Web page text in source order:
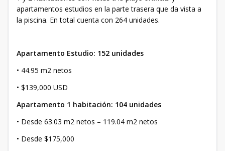
apartamentos estudios en la parte trasera que da vista a
la piscina. En total cuenta con 264 unidades.
Apartamento Estudio: 152 unidades
• 44.95 m2 netos
• $139,000 USD
Apartamento 1 habitación: 104 unidades
• Desde 63.03 m2 netos – 119.04 m2 netos
• Desde $175,000